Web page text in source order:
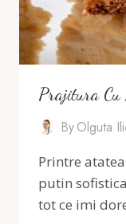
Prajitura Cu
ByOlguta
Printre
putin
tot ce imi